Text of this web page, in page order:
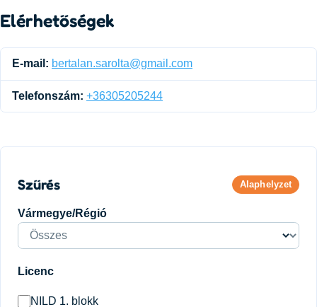
Elérhetőségek
E-mail: bertalan.sarolta@gmail.com
Telefonszám: +36305205244
Szűrés Alaphelyzet
Vármegye/Régió
Licenc
NILD 1. blokk